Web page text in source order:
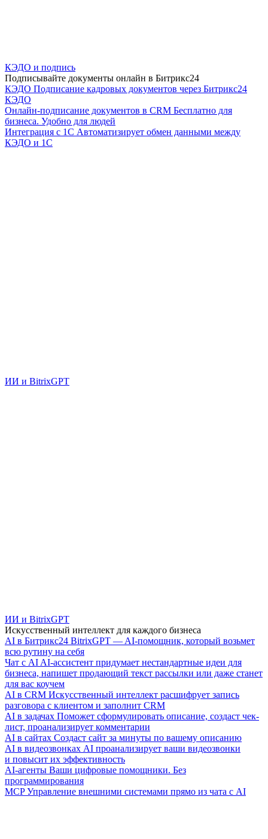
КЭДО и подпись
Подписывайте документы онлайн в Битрикс24
КЭДО Подписание кадровых документов через Битрикс24
КЭДО
Онлайн-подписание документов в CRM Бесплатно для
бизнеса. Удобно для людей
Интеграция с 1С Автоматизирует обмен данными между
КЭДО и 1С
ИИ и BitrixGPT
ИИ и BitrixGPT
Искусственный интеллект для каждого бизнеса
AI в Битрикс24 BitrixGPT — AI-помощник, который возьмет
всю рутину на себя
Чат с AI AI-ассистент придумает нестандартные идеи для
бизнеса, напишет продающий текст рассылки или даже станет
для вас коучем
AI в CRM Искусственный интеллект расшифрует запись
разговора с клиентом и заполнит CRM
AI в задачах Поможет сформулировать описание, создаст чек-
лист, проанализирует комментарии
AI в сайтах Создаст сайт за минуты по вашему описанию
AI в видеозвонках AI проанализирует ваши видеозвонки
и повысит их эффективность
AI-агенты Ваши цифровые помощники. Без
программирования
MCP Управление внешними системами прямо из чата с AI